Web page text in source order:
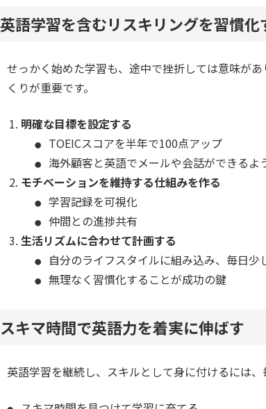
英語学習を含むリスキリングを習慣化
せっかく始めた学習も、途中で挫折しては意味が
くりが重要です。
明確な目標を設定する
TOEICスコアを半年で100点アップ
海外顧客と英語でメールや会話ができるよ
モチベーションを維持する仕組みを作る
学習記録を可視化
仲間との進捗共有
生活リズムに合わせて計画する
自分のライフスタイルに組み込み、毎日少
無理なく習慣化することが成功の鍵
スキマ時間で英語力を着実に伸ばす
英語学習を継続し、スキルとして身に付けるには